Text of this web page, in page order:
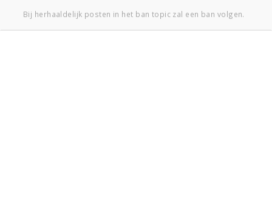
Bij herhaaldelijk posten in het ban topic zal een ban volgen.